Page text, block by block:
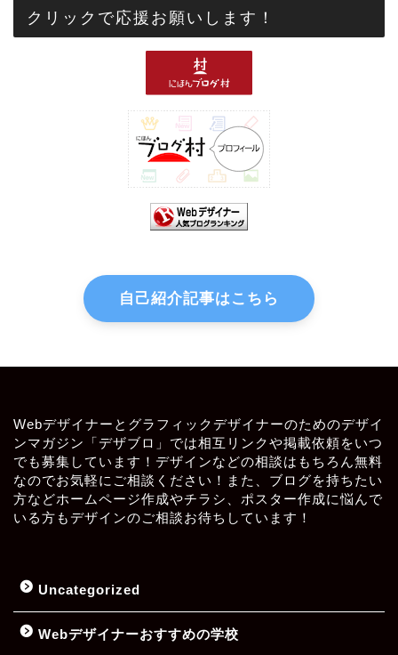
クリックで応援お願いします！
自己紹介記事はこちら
Webデザイナーとグラフィックデザイナーのためのデザイ
ンマガジン「デザブロ」では相互リンクや掲載依頼をいつ
でも募集しています！デザインなどの相談はもちろん無料
なのでお気軽にご相談ください！また、ブログを持ちたい
方などホームページ作成やチラシ、ポスター作成に悩んで
いる方もデザインのご相談お待ちしています！
Uncategorized
Webデザイナーおすすめの学校